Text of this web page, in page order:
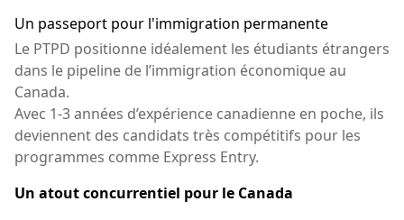
Un passeport pour l'immigration permanente
Le PTPD positionne idéalement les étudiants étrangers
dans le pipeline de l’immigration économique au
Canada.
Avec 1-3 années d’expérience canadienne en poche, ils
deviennent des candidats très compétitifs pour les
programmes comme Express Entry.
Un atout concurrentiel pour le Canada